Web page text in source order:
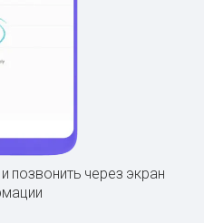
позвонить через экран